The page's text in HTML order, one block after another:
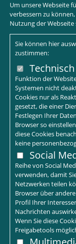
Um unsere Webseite
verbessern zu
Nutzung der
Sie können hier
zustimmen:
Funktion der
Systemen nicht
Cookies nur als
gesetzt, die einer
Festlegen Ihrer
Browser so
diese Cookies
keine
Social
Reihe von Social
verwenden, damit
Netzwerken teilen
Browser über
Profil Ihrer
Nachrichten
Wenn Sie diese
Freigabetools